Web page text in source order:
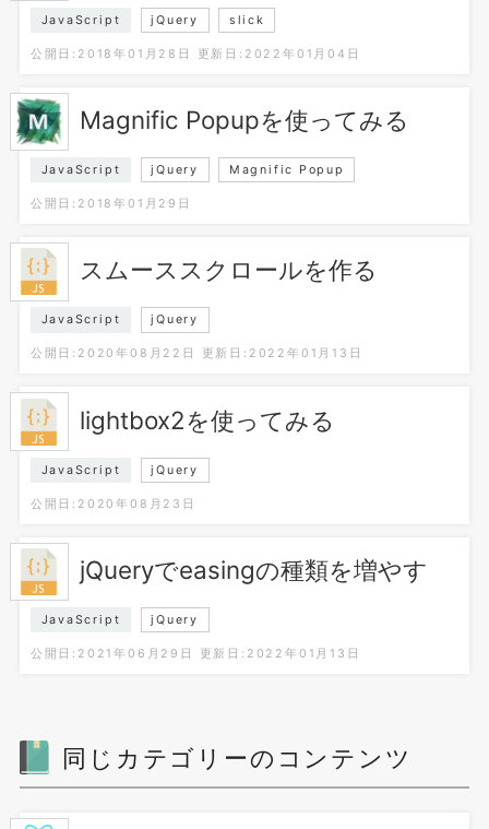
JavaScript jQuery slick
公開日:2018年01月28日 更新日:2022年01月04日
Magnific Popupを使ってみる
JavaScript jQuery Magnific Popup
公開日:2018年01月29日
スムーススクロールを作る
JavaScript jQuery
公開日:2020年08月22日 更新日:2022年01月13日
lightbox2を使ってみる
JavaScript jQuery
公開日:2020年08月23日
jQueryでeasingの種類を増やす
JavaScript jQuery
公開日:2021年06月29日 更新日:2022年01月13日
同じカテゴリーのコンテンツ